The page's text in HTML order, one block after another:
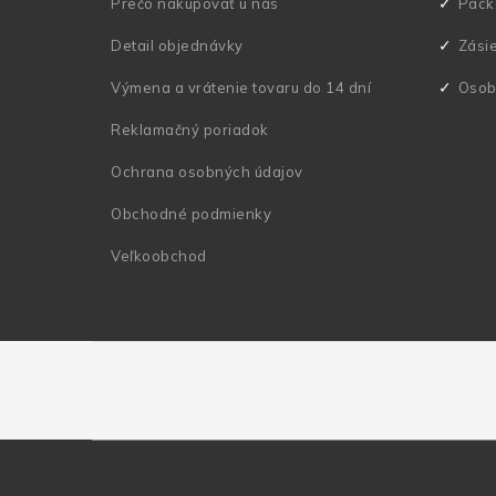
Detail objednávky
Výmena a vrátenie tovaru do 14 dní
Reklamačný poriadok
Ochrana osobných údajov
Obchodné podmienky
Veľkoobchod